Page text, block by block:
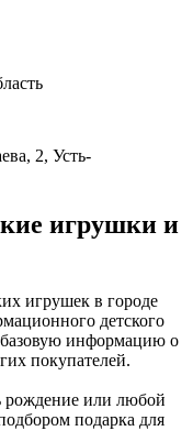
2, Усть-
игрушки и
игрушек в городе
детского
базовую информацию о
покупателей.
рождение или любой
подарка для